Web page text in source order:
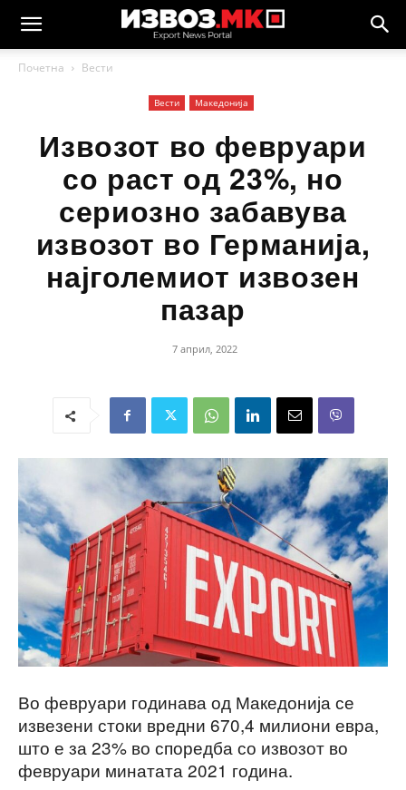
Почетна Вести
Вести Македонија
Извозот во февруари
со раст од 23%, но
сериозно забавува
извозот во Германија,
најголемиот извозен
пазар
7 април, 2022
Во февруари годинава од Македонија се
извезени стоки вредни 670,4 милиони евра,
што е за 23% во споредба со извозот во
февруари минатата 2021 година.